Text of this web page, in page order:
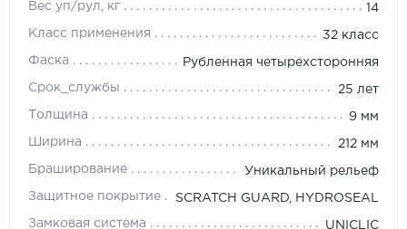
Вес уп/рул, кг 14
Класс применения 32 класс
Фаска Рубленная четырехсторонняя
Срок_службы 25 лет
Толщина 9 мм
Ширина 212 мм
Браширование Уникальный рельеф
Защитное покрытие SCRATCH GUARD, HYDROSEAL
Замковая система UNICLIC